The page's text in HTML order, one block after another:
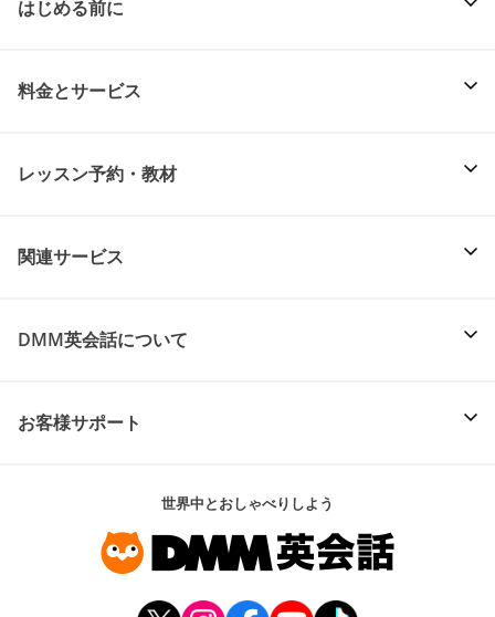
はじめる前に
料金とサービス
レッスン予約・教材
関連サービス
DMM英会話について
お客様サポート
世界中とおしゃべりしよう